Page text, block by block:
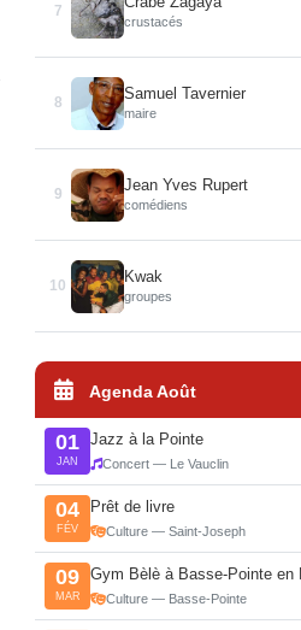
7
crustacés
8
Samuel Tavernier
maire
9
Jean Yves Rupert
comédiens
10
Kwak
groupes
Agenda Août
01
JAN
Jazz à la Pointe
Concert — Le Vauclin
04
FÉV
Prêt de livre
Culture — Saint-Joseph
09
MAR
Gym Bèlè à Basse-Pointe en
Culture — Basse-Pointe